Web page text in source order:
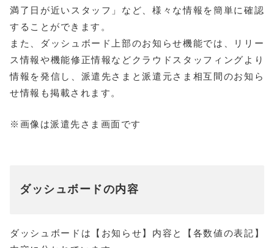
満了日が近いスタッフ」など、様々な情報を簡単に確認
することができます。
また、ダッシュボード上部のお知らせ機能では、リリー
ス情報や機能修正情報などクラウドスタッフィングより
情報を発信し、派遣先さまと派遣元さま相互間のお知ら
せ情報も掲載されます。
※画像は派遣先さま画面です
ダッシュボードの内容
ダッシュボードは【お知らせ】内容と【各数値の表記】